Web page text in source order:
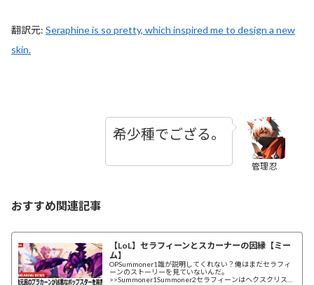
翻訳元: Seraphine is so pretty, which inspired me to design a new
skin.
管理忍
希少種でござる。
おすすめ関連記事
【LoL】セラフィーンとスカーナーの因縁【ミー
ム】
OPSummoner1誰が説明してくれない？俺はまだセラフィ
ーンのストーリーを見ていないんだ。
>>Summoner1Summoner2セラフィーンはヘクスクリスタ